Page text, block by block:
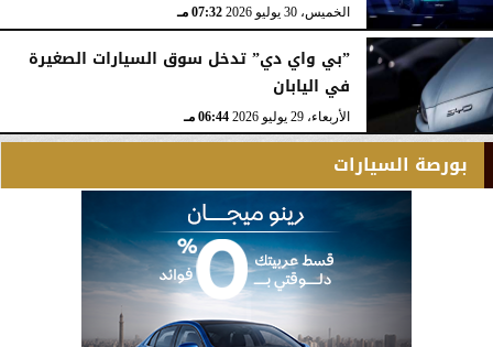
الخميس، 30 يوليو 2026 07:32 مـ
”بي واي دي” تدخل سوق السيارات الصغيرة
في اليابان
الأربعاء، 29 يوليو 2026 06:44 مـ
بورصة السيارات